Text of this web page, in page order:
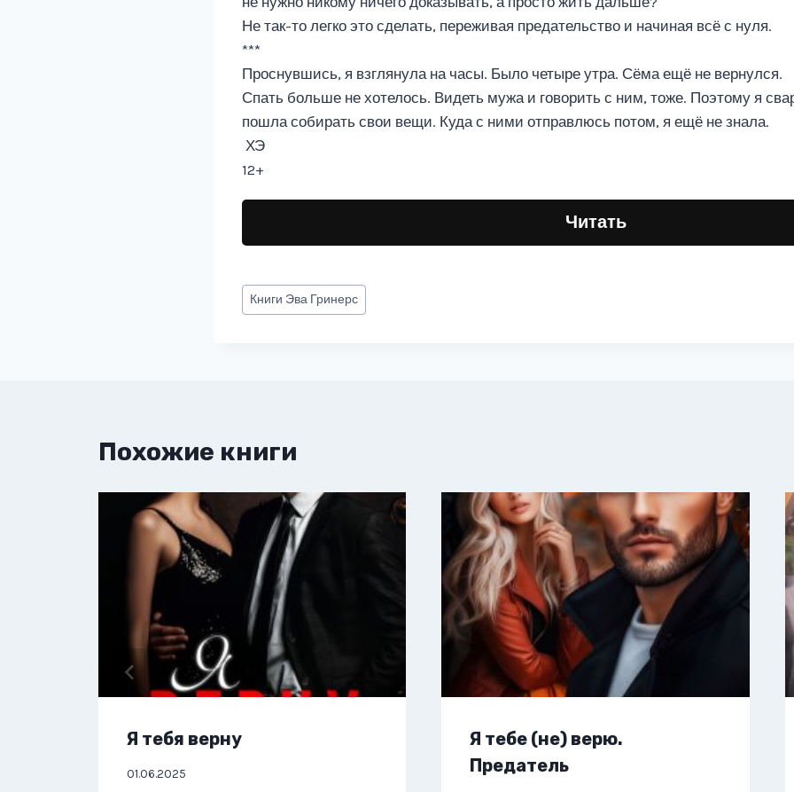
Не так-то легко это сделать, переживая предательство и начиная всё с нуля.
***
Проснувшись, я взглянула на часы. Было четыре утра. Сёма ещё не вернулся.
Спать больше не хотелось. Видеть мужа и говорить с ним, тоже. Поэтому я
пошла собирать свои вещи. Куда с ними отправлюсь потом, я ещё не знала.
ХЭ
12+
Читать
Метки
записи:
Книги Эва Гринерс
Похожие книги
Я тебя верну
01.06.2025
Я тебе (не) верю.
Предатель